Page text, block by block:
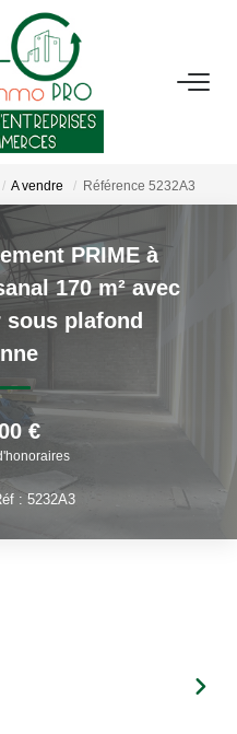
Nous ?
A vendre Référence 5232A3
PRIME à
170 m² avec
plafond
€
: 5232A3